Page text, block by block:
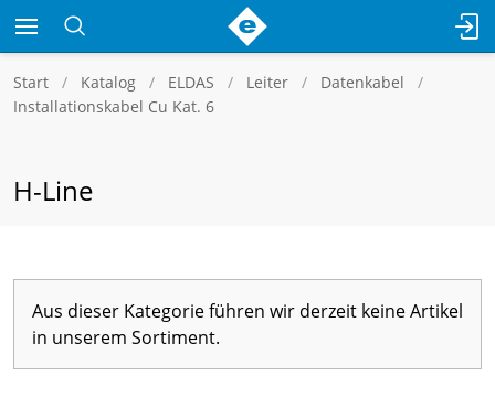
Start Katalog ELDAS Leiter
Datenkabel
Installationskabel Cu Kat. 6
H-Line
Aus dieser Kategorie führen wir derzeit keine Artikel
in unserem Sortiment.